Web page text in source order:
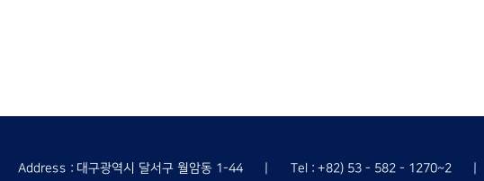
Address : 대구광역시 달서구 월암동 1-44 Tel : +82) 53 - 582 - 1270~2